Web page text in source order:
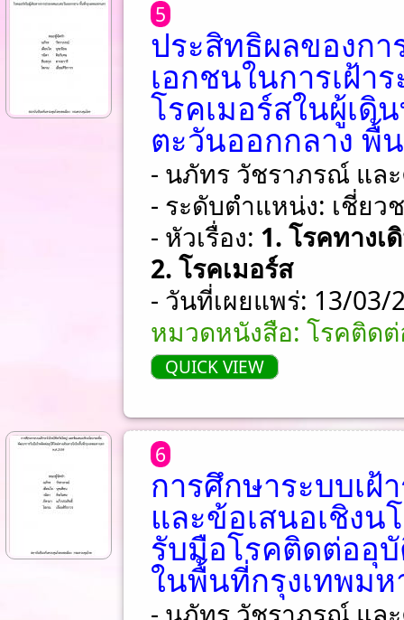
5
ประสิทธิผลของกา
เอกชนในการเฝ้า
โรคเมอร์สในผู้เดิ
ตะวันออกกลาง พื้
- นภัทร วัชราภรณ์ แล
- ระดับตำแหน่ง: เชี่ยว
- หัวเรื่อง: 1. โรคทางเ
2. โรคเมอร์ส
- วันที่เผยแพร่: 13/03/
หมวดหนังสือ: โรคติด
QUICK VIEW
6
การศึกษาระบบเฝ้
และข้อเสนอเชิง
รับมือโรคติดต่ออุ
ในพื้นที่กรุงเทพม